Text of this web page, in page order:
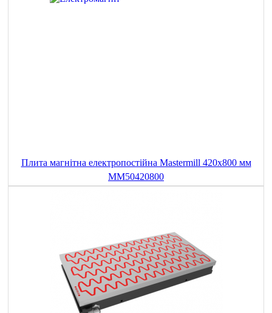
Плита магнітна електропостійна Mastermill 420x800 мм
MM50420800